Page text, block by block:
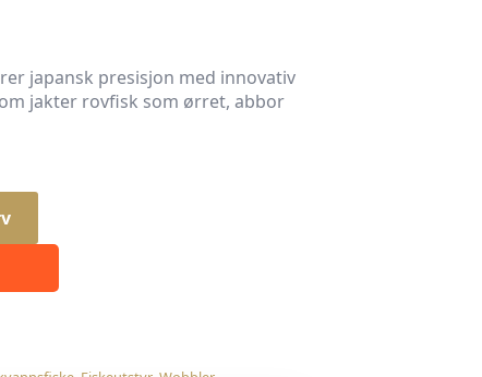
japansk presisjon med innovativ
jakter rovfisk som ørret, abbor